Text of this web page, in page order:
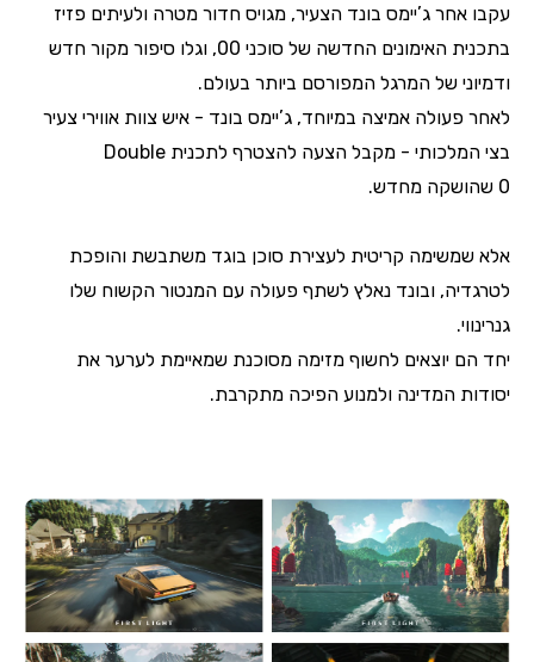
עקבו אחר ג’יימס בונד הצעיר, מגויס חדור מטרה ולעיתים פזיז
בתכנית האימונים החדשה של סוכני 00, וגלו סיפור מקור חדש
ודמיוני של המרגל המפורסם ביותר בעולם.
לאחר פעולה אמיצה במיוחד, ג’יימס בונד - איש צוות אווירי צעיר
בצי המלכותי - מקבל הצעה להצטרף לתכנית Double
0 שהושקה מחדש.
אלא שמשימה קריטית לעצירת סוכן בוגד משתבשת והופכת
לטרגדיה, ובונד נאלץ לשתף פעולה עם המנטור הקשוח שלו
גנרינווי.
יחד הם יוצאים לחשוף מזימה מסוכנת שמאיימת לערער את
יסודות המדינה ולמנוע הפיכה מתקרבת.